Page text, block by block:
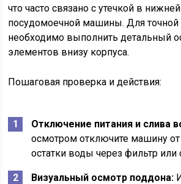
что часто связано с утечкой в
посудомоечной машины. Для точной
необходимо выполнить детальный
элементов внизу корпуса.
Пошаговая проверка и действия:
Отключение питания и слива
осмотром отключите машину от
остатки воды через фильтр или
Визуальный осмотр поддона: